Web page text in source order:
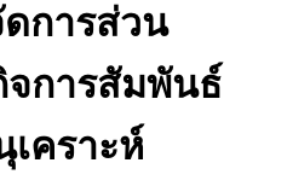
การส่วน
การสัมพันธ์
คราะห์